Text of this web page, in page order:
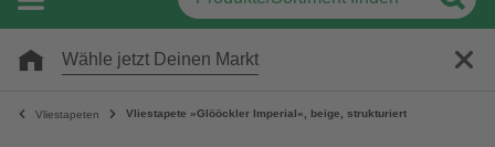
Wähle jetzt Deinen Markt
Vliestapeten Vliestapete »Glööckler Imperial«, beige, strukturiert